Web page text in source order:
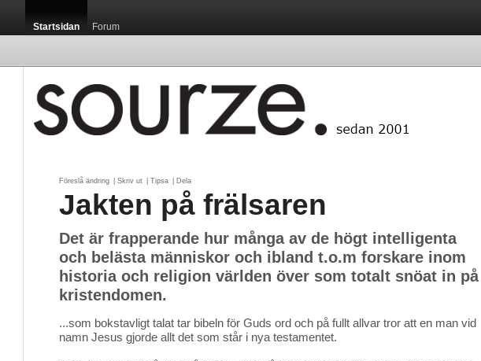
Startsidan Forum
Föreslå ändring Skriv ut Tipsa Dela
Jakten på frälsaren
Det är frapperande hur många av de högt intelligenta
och belästa människor och ibland t.o.m forskare inom
historia och religion världen över som totalt snöat in på
kristendomen.
...som bokstavligt talat tar bibeln för Guds ord och på fullt allvar tror att en man vid
namn Jesus gjorde allt det som står i nya testamentet.